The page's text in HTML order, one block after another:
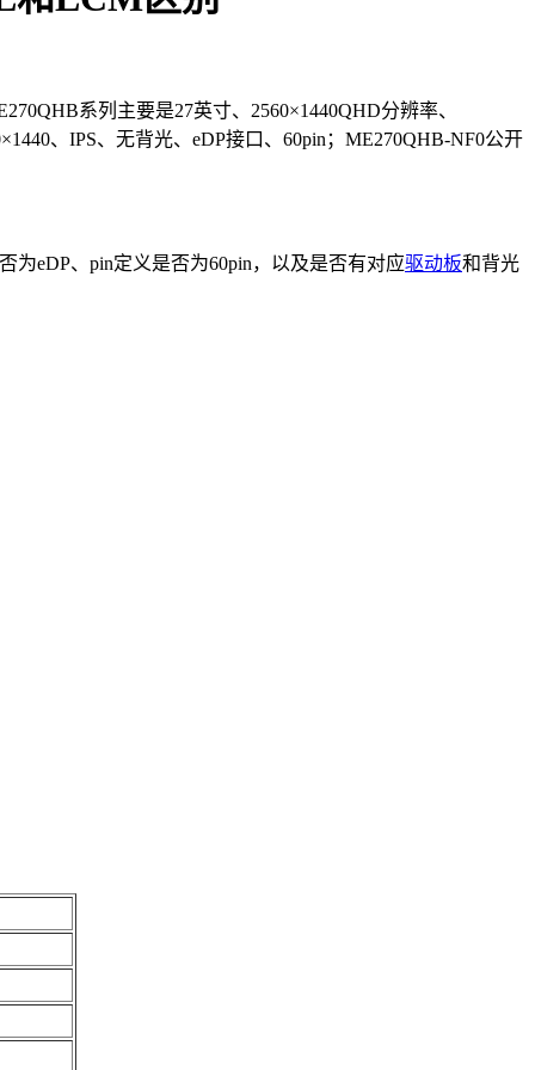
系列主要是27英寸、2560×1440QHD分辨率、
、IPS、无背光、eDP接口、60pin；ME270QHB-NF0公开
为eDP、pin定义是否为60pin，以及是否有对应驱动板和背光